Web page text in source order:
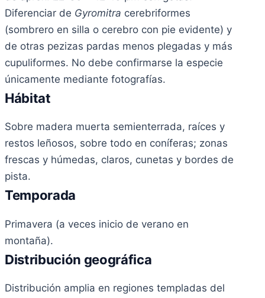
Diferenciar de Gyromitra cerebriformes
(sombrero en silla o cerebro con pie evidente) y
de otras pezizas pardas menos plegadas y más
cupuliformes. No debe confirmarse la especie
únicamente mediante fotografías.
Hábitat
Sobre madera muerta semienterrada, raíces y
restos leñosos, sobre todo en coníferas; zonas
frescas y húmedas, claros, cunetas y bordes de
pista.
Temporada
Primavera (a veces inicio de verano en
montaña).
Distribución geográfica
Distribución amplia en regiones templadas del